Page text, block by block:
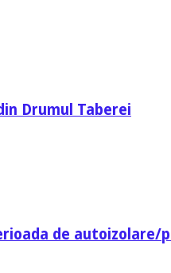
Drumul Taberei
de autoizolare/